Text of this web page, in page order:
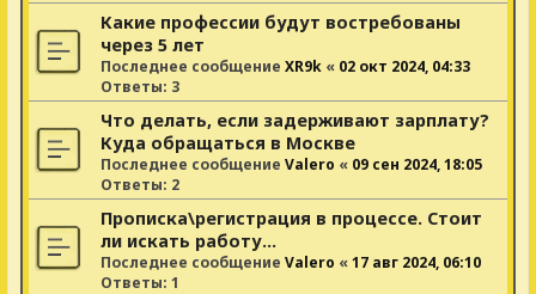
Какие профессии будут востребованы
через 5 лет
Последнее сообщение XR9k « 02 окт 2024, 04:33
Ответы: 3
Что делать, если задерживают зарплату?
Куда обращаться в Москве
Последнее сообщение Valero « 09 сен 2024, 18:05
Ответы: 2
Прописка\регистрация в процессе. Стоит
ли искать работу...
Последнее сообщение Valero «17 авг 2024, 06:10
Ответы: 1